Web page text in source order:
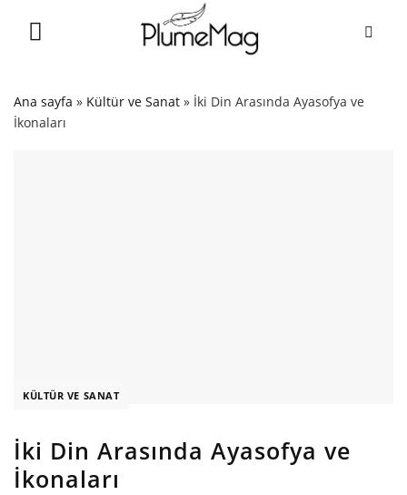
Ana sayfa » Kültür ve Sanat » İki Din Arasında Ayasofya ve
İkonaları
KÜLTÜR VE SANAT
İki Din Arasında Ayasofya ve
İkonaları